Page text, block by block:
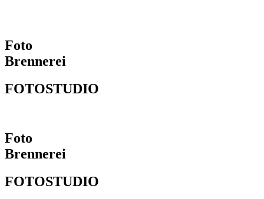
Foto
Brennerei
FOTOSTUDIO
Foto
Brennerei
FOTOSTUDIO